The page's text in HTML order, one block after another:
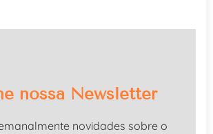
nossa Newsletter
novidades sobre o